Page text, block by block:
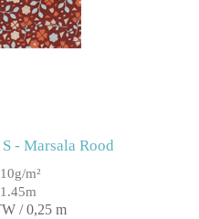
- Marsala Rood
m²
/ 0,25 m